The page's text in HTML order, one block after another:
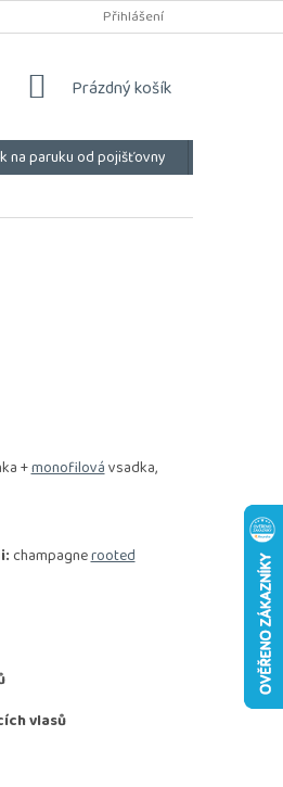
Přihlášení
NÁKUPNÍ
Prázdný košík
na paruku od pojišťovny
+monofilovávsadka,
champagnerooted
vlasů